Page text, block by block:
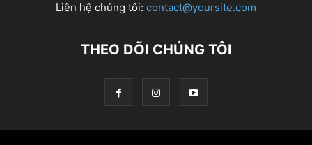
Liên hệ chúng tôi: contact@yoursite.com
THEO DÕI CHÚNG TÔI